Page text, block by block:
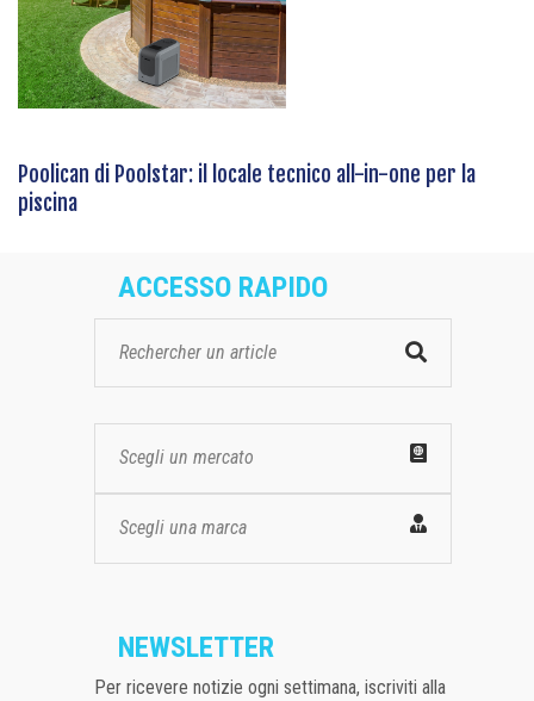
Poolican di Poolstar: il locale tecnico all-in-one per la
piscina
ACCESSO RAPIDO
Scegli un mercato
Scegli una marca
NEWSLETTER
Per ricevere notizie ogni settimana, iscriviti alla